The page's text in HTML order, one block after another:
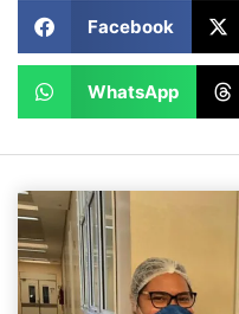
Facebook
WhatsApp